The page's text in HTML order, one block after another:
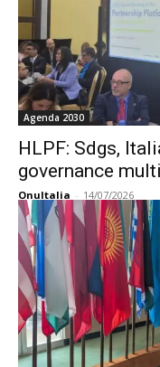
Agenda 2030
HLPF: Sdgs,
governance
OnuItalia - 14/07/2026